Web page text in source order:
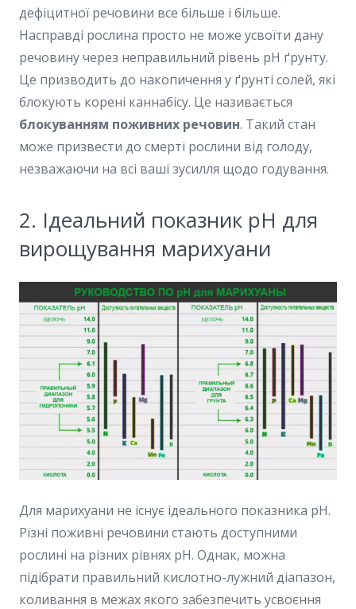
дефіцитної речовини все більше і більше.
Насправді рослина просто не може усвоїти дану
речовину через неправильний рівень pH ґрунту.
Це призводить до накопичення у ґрунті солей, які
блокують корені каннабісу. Це називається
блокуванням поживних речовин. Такий стан
може призвести до смерті рослини від голоду,
незважаючи на всі ваші зусилля щодо годування.
2. Ідеальний показник pH для
вирощування марихуани
Для марихуани не існує ідеального показника pH.
Різні поживні речовини стають доступними
рослині на різних рівнях pH. Однак, можна
підібрати правильний кислотно-лужний діапазон,
коливання в межах якого забезпечить усвоєння